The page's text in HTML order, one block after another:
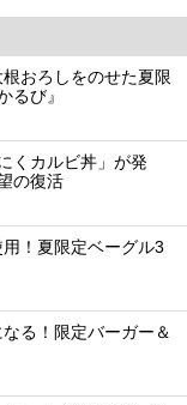
おろしをのせた夏限
るび』
くカルビ丼」が発
の復活
！夏限定ベーグル3
る！限定バーガー＆